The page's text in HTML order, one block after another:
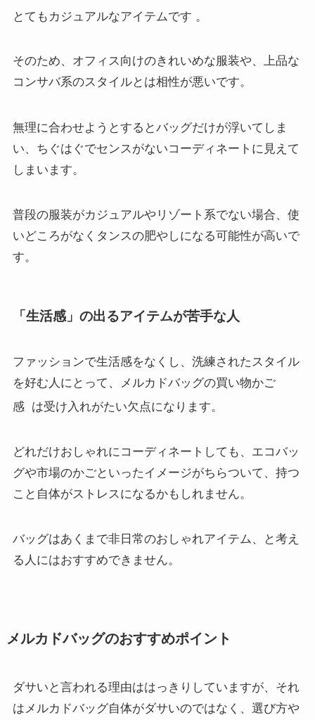
とてもカジュアルなアイテムです 。
そのため、オフィス向けのきれいめな服装や、上品な
コンサバ系のスタイルとは相性が悪いです。
無理に合わせようとするとバッグだけが浮いてしま
い、ちぐはぐでセンスがないコーディネートに見えて
しまいます。
普段の服装がカジュアルやリゾート系でない場合、使
いどころがなくタンスの肥やしになる可能性が高いで
す。
「生活感」の出るアイテムが苦手な人
ファッションで生活感をなくし、洗練されたスタイル
を好む人にとって、メルカドバッグの買い物かご
感 は受け入れがたい欠点になります。
どれだけおしゃれにコーディネートしても、エコバッ
グや市場のかごといったイメージがちらついて、持つ
こと自体がストレスになるかもしれません。
バッグはあくまで非日常のおしゃれアイテム、と考え
る人にはおすすめできません。
メルカドバッグのおすすめポイント
ダサいと言われる理由ははっきりしていますが、それ
はメルカドバッグ自体がダサいのではなく、選び方や